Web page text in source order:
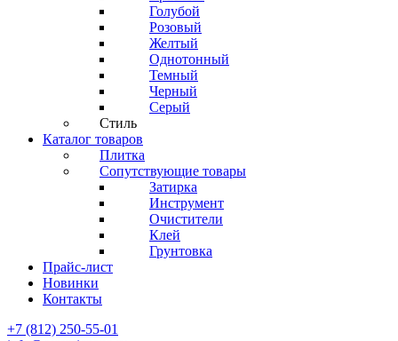
Голубой
Розовый
Желтый
Однотонный
Темный
Черный
Серый
Стиль
Каталог товаров
Плитка
Сопутствующие товары
Затирка
Инструмент
Очистители
Клей
Грунтовка
Прайс-лист
Новинки
Контакты
+7 (812) 250-55-01